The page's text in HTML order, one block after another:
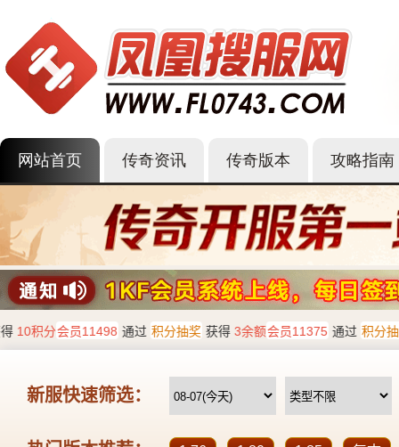
网站首页 传奇资讯 传奇版本 攻略指南